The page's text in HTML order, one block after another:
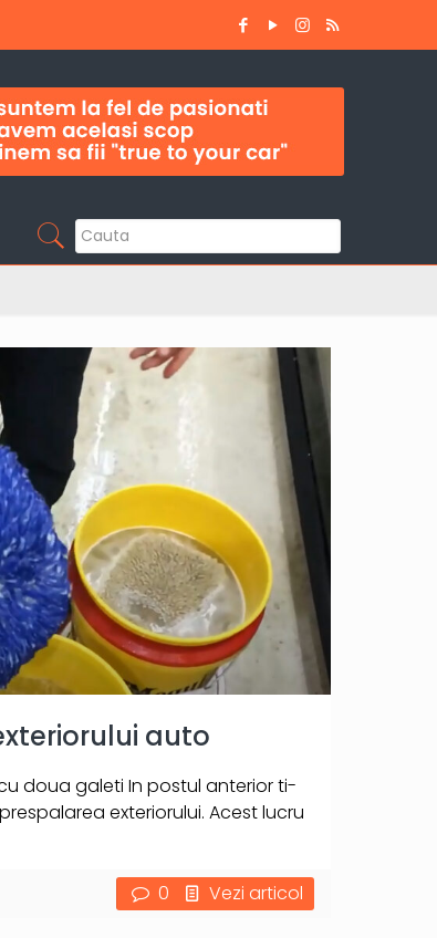
auto
doua galeti In postul anterior ti-
exteriorului. Acest lucru
0 Vezi articol